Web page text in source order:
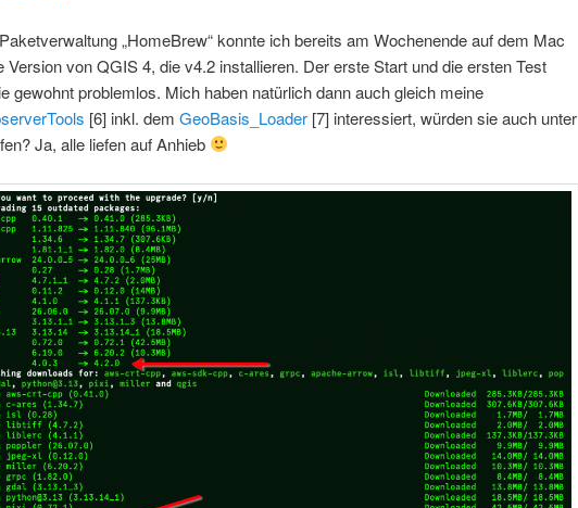
„HomeBrew“ konnte ich bereits am Wochenende auf dem Mac
Version von QGIS 4, die v4.2 installieren. Der erste Start und die ersten Test
gewohnt problemlos. Mich haben natürlich dann auch gleich meine
[6] inkl. dem GeoBasis_Loader[7] interessiert, würden sie auch unter
Ja, alle liefen auf Anhieb